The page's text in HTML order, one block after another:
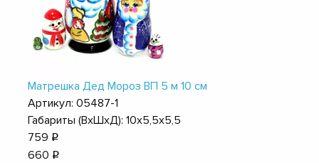
Матрешка Дед Мороз ВП 5 м 10 см
Артикул: 05487-1
Габариты (ВхШхД): 10х5,5х5,5
759 q
660 q